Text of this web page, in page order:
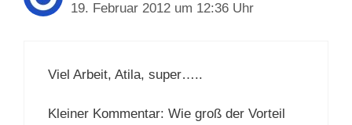
19. Februar 2012 um 12:36 Uhr
Viel Arbeit, Atila, super…..
Kleiner Kommentar: Wie groß der Vorteil